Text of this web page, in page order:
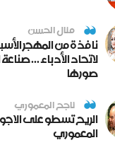
منال الحسن
نافذة من المهجر
لاتحاد الأدباء ...
صورها
ناجح المعموري
الريح تسطو على
المعموري